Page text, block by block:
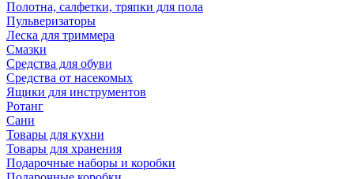
Полотна, салфетки, тряпки для пола
Пульверизаторы
Леска для триммера
Смазки
Средства для обуви
Средства от насекомых
Ящики для инструментов
Ротанг
Сани
Товары для кухни
Товары для хранения
Подарочные наборы и коробки